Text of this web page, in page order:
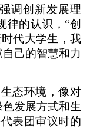
调创新发展理
律的认识，“创
代大学生，我
己的智慧和力
态环境，像对
发展方式和生
表团审议时的